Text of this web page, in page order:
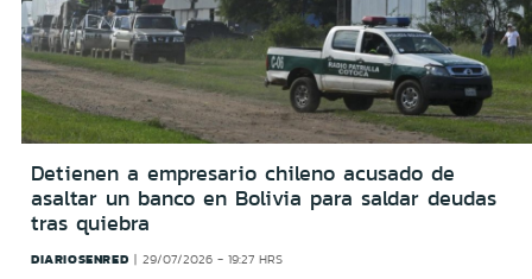
Detienen a empresario chileno acusado de
asaltar un banco en Bolivia para saldar deudas
tras quiebra
DIARIOSENRED 29/07/2026 - 19:27 HRS